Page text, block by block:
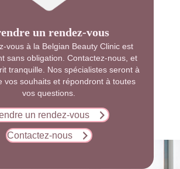
un rendez-vous
vous à la Belgian Beauty Clinic est
sans obligation. Contactez-nous, et
tranquille. Nos spécialistes seront à
vos souhaits et répondront à toutes
vos questions.
un rendez-vous
Contactez-nous